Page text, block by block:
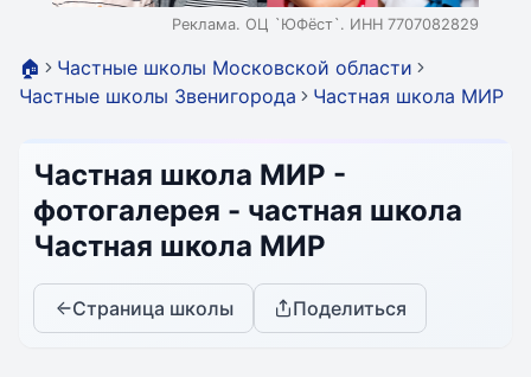
Реклама. ОЦ `ЮФёст`. ИНН 7707082829
🏠
Частные школы Московской области
Частные школы Звенигорода
Частная школа МИР
Частная школа МИР -
фотогалерея - частная школа
Частная школа МИР
Страница школы Поделиться